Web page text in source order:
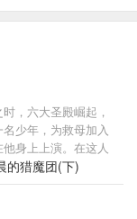
，六大圣殿崛起，
少年，为救母加入
身上上演。在这人
互倾轧的世界，他
印王座？
的猎魔团(下)